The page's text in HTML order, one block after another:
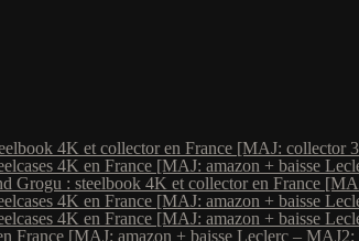
4K et collector en France [MAJ: collector
4K en France [MAJ: amazon + baisse
Grogu : steelbook 4K et collector en France
4K en France [MAJ: amazon + baisse
4K en France [MAJ: amazon + baisse
France [MAJ: amazon + baisse Leclerc –